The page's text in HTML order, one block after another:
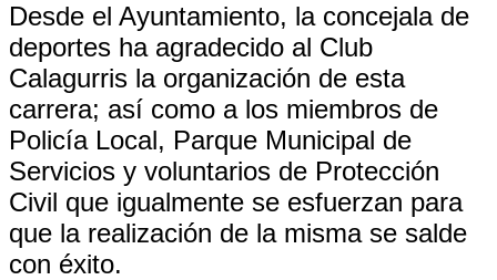
Desde el Ayuntamiento, la concejala de
deportes ha agradecido al Club
Calagurris la organización de esta
carrera; así como a los miembros de
Policía Local, Parque Municipal de
Servicios y voluntarios de Protección
Civil que igualmente se esfuerzan para
que la realización de la misma se salde
con éxito.